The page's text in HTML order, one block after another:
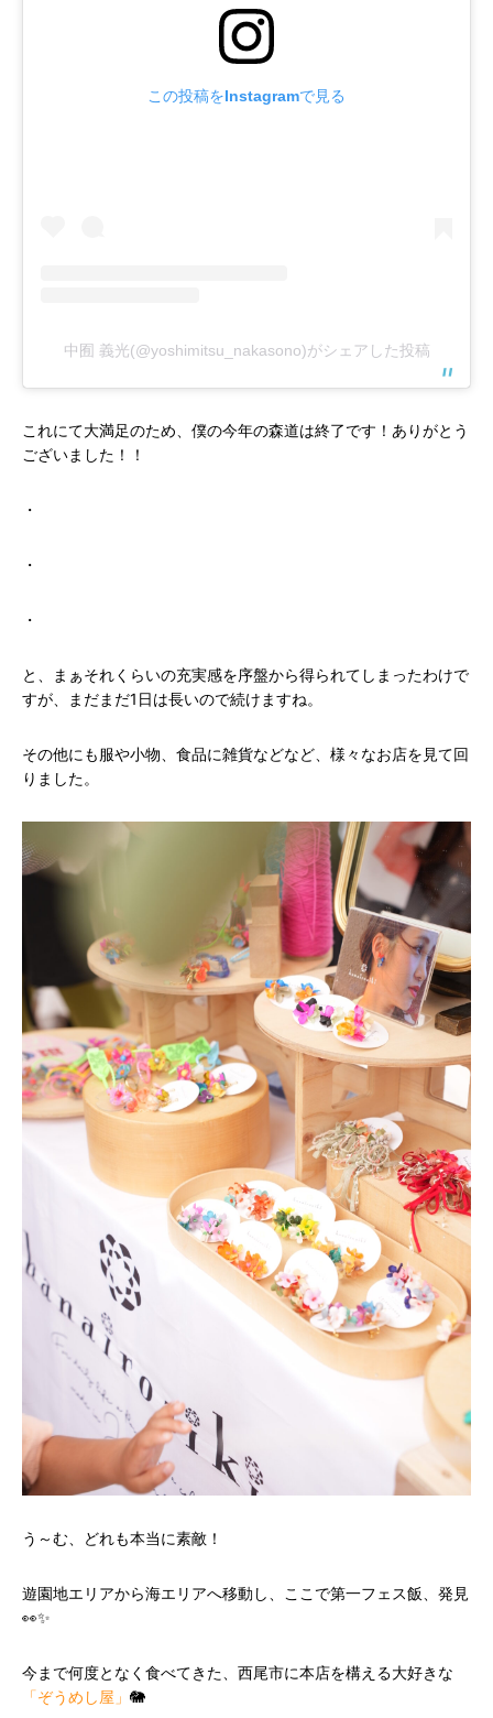
この投稿をInstagramで見る
中囿 義光(@yoshimitsu_nakasono)がシェアした投稿
これにて大満足のため、僕の今年の森道は終了です！ありがとう
ございました！！
・
・
・
と、まぁそれくらいの充実感を序盤から得られてしまったわけで
すが、まだまだ1日は長いので続けますね。
その他にも服や小物、食品に雑貨などなど、様々なお店を見て回
りました。
う～む、どれも本当に素敵！
遊園地エリアから海エリアへ移動し、ここで第一フェス飯、発見
👀✨
今まで何度となく食べてきた、西尾市に本店を構える大好きな
「ぞうめし屋」 🐘